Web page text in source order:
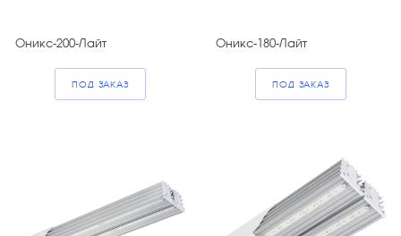
Оникс-200-Лайт
ПОД ЗАКАЗ
Оникс-180-Лайт
ПОД ЗАКАЗ